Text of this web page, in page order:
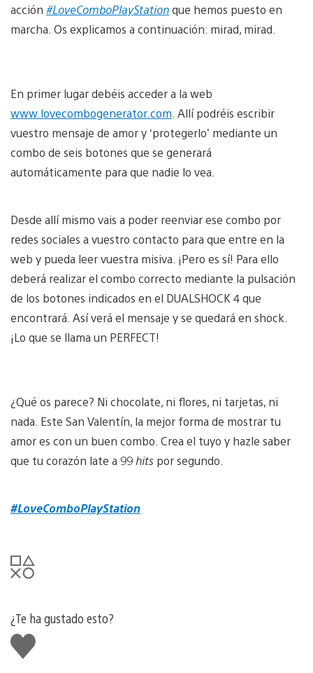
acción #LoveComboPlayStationque hemos puesto en
marcha. Os explicamos a continuación: mirad, mirad.
En primer lugar debéis acceder a la web
www.lovecombogenerator.com . Allí podréis escribir
vuestro mensaje de amor y ‘protegerlo’ mediante un
combo de seis botones que se generará
automáticamente para que nadie lo vea.
Desde allí mismo vais a poder reenviar ese combo por
redes sociales a vuestro contacto para que entre en la
web y pueda leer vuestra misiva. ¡Pero es sí! Para ello
deberá realizar el combo correcto mediante la pulsación
de los botones indicados en el DUALSHOCK 4 que
encontrará. Así verá el mensaje y se quedará en shock.
¡Lo que se llama un PERFECT!
¿Qué os parece? Ni chocolate, ni flores, ni tarjetas, ni
nada. Este San Valentín, la mejor forma de mostrar tu
amor es con un buen combo. Crea el tuyo y hazle saber
que tu corazón late a 99 hits por segundo.
#LoveComboPlayStation
¿Te ha gustado esto?
Me
gusta
esto